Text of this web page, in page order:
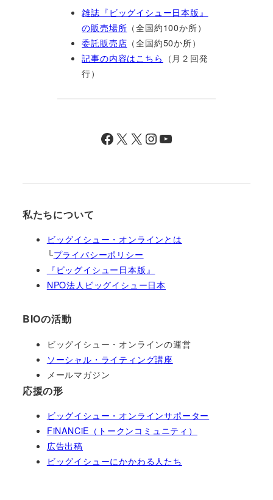
雑誌『ビッグイシュー日本版』
の販売場所 （全国約100か所）
委託販売店 （全国約50か所）
記事の内容はこちら （月２回発
行）
Facebook X X InstagramYouTube
私たちについて
ビッグイシュー・オンラインとは
└プライバシーポリシー
『ビッグイシュー日本版』
NPO法人ビッグイシュー日本
BIOの活動
ビッグイシュー・オンラインの運営
ソーシャル・ライティング講座
メールマガジン
応援の形
ビッグイシュー・オンラインサポーター
FiNANCiE（トークンコミュニティ）
広告出稿
ビッグイシューにかかわる人たち